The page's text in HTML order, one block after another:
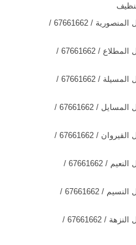
خدمة غسيل سيارات متنقل المنصورية / 67661662 /
خدمة غسيل سيارات متنقل المطلاع / 67661662 /
خدمة غسيل سيارات متنقل المسيلة / 67661662 /
خدمة غسيل سيارات متنقل المسايل / 67661662 /
خدمة غسيل سيارات متنقل القيروان / 67661662 /
خدمة غسيل سيارات متنقل النعيم / 67661662 /
خدمة غسيل سيارات متنقل النسيم / 67661662 /
خدمة غسيل سيارات متنقل النزهة / 67661662 /